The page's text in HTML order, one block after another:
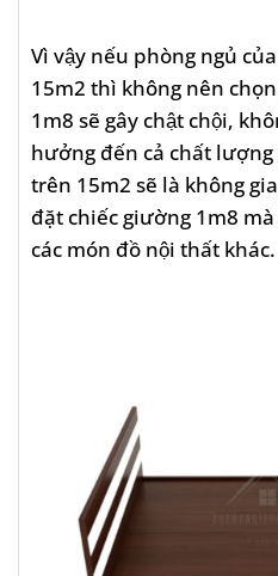
Vì vậy nếu phòng ngủ
15m2 thì không nên
1m8 sẽ gây chật chội,
hưởng đến cả chất lượng
trên 15m2 sẽ là không
đặt chiếc giường 1m8
các món đồ nội thất khác.